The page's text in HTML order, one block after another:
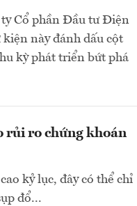
ty Cổ phần Đầu tư Điện
này đánh dấu cột
kỳ phát triển bứt phá
rủi ro chứng khoán
kỷ lục, đây có thể chỉ
đổ...